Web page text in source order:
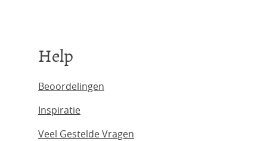
Help
Beoordelingen
Inspiratie
Veel Gestelde Vragen